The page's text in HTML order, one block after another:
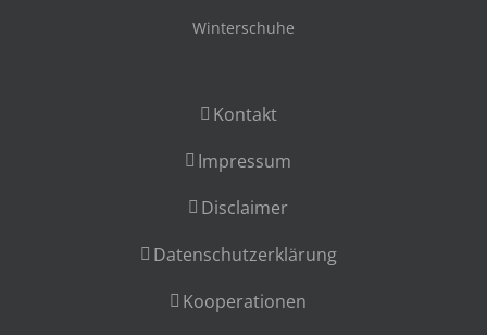
Winterschuhe
Kontakt
Impressum
Disclaimer
Datenschutzerklärung
Kooperationen